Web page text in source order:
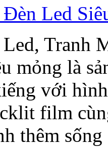
Led
Tranh
mỏng là
với
film
thêm